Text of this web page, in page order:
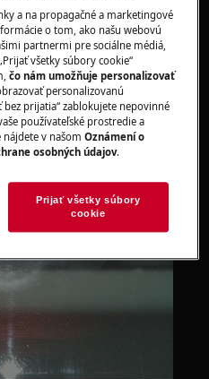
a na propagačné a marketingové
o tom, ako našu webovú
partnermi pre sociálne médiá,
všetky súbory cookie“
čo nám umožňuje personalizovať
personalizovanú
prijatia“ zablokujete nepovinné
používateľské prostredie a
nájdete v našomOznámení o
osobných údajov.
Prijať všetky súbory
cookie